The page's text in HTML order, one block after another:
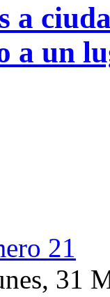
a
a un
21
31